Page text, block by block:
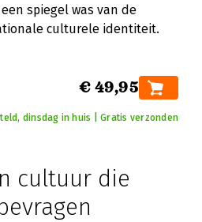
spiegel was van de
culturele identiteit.
€ 49,95
dinsdag in huis | Gratis verzonden
cultuur die